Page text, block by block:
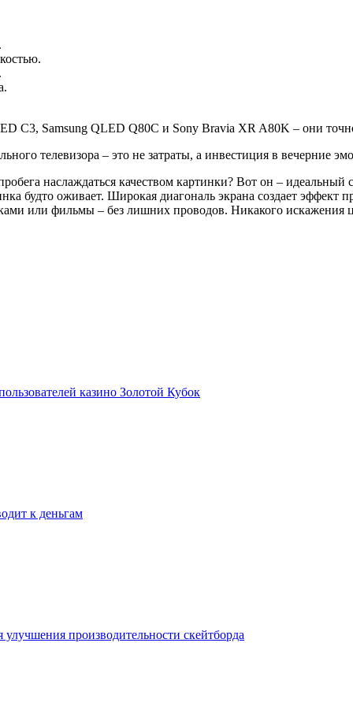
C3, Samsung QLED Q80C и Sony Bravia XR A80K – они
телевизора – это не затраты, а инвестиция в вечерние
наслаждаться качеством картинки? Вот он – идеальный
будто оживает. Широкая диагональ экрана создает эффект
или фильмы – без лишних проводов. Никакого искажения
казино Золотой Кубок
к деньгам
производительности скейтборда